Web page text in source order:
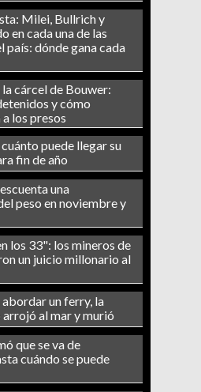
Milei, Bullrich y
en cada una de las
país: dónde gana cada
la cárcel de Bouwer:
y cómo
los presos
puede llegar su
fin de año
una
peso en noviembre y
los 33": los mineros de
un juicio millonario al
un ferry, la
al mar y murió
que se va de
cuándo se puede